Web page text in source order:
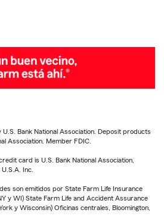
Bank National Association. Deposit products
Association. Member FDIC.
card is U.S. Bank National Association,
Inc.
son emitidos por State Farm Life Insurance
y WI) State Farm Life and Accident Assurance
y Wisconsin) Oficinas centrales, Bloomington,